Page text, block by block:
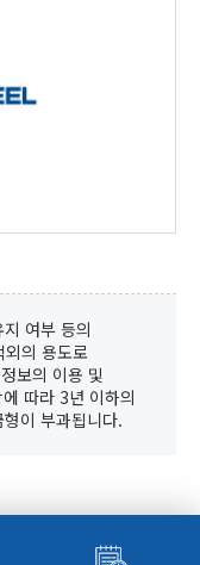
여부 등의
외의 용도로
보의 이용 및
따라 3년 이하의
이 부과됩니다.